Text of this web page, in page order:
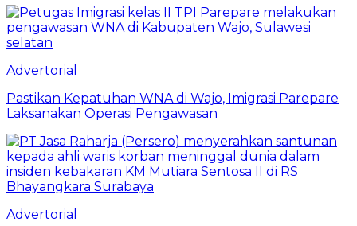
Advertorial
Pastikan Kepatuhan WNA di Wajo, Imigrasi Parepare
Laksanakan Operasi Pengawasan
Advertorial